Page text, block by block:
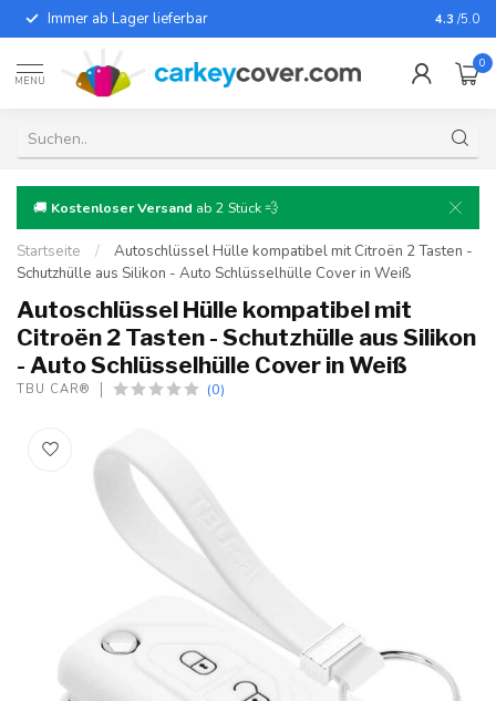
Immer ab Lager lieferbar Für fast
4.3 /5.0
MENU
0
🚚 Kostenloser Versand ab 2 Stück 💨
Startseite /
Autoschlüssel Hülle kompatibel mit Citroën 2 Tasten -
Schutzhülle aus Silikon - Auto Schlüsselhülle Cover in Weiß
Autoschlüssel Hülle kompatibel mit
Citroën 2 Tasten - Schutzhülle aus Silikon
- Auto Schlüsselhülle Cover in Weiß
TBU CAR® (0)